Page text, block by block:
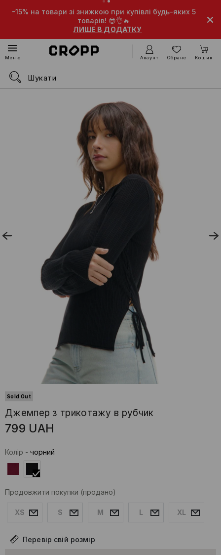
-10% на
товари зі знижкою при купівлі будь-яких 5
товарів! 😎👌🔥
ЛИШЕ В ДОДАТКУ
Меню Акаунт Обране Кошик
Sold Out
Джемпер з трикотажу в рубчик
799 UAH
Колір - чорний
Продовжити покупки (продано)
XS S M L XL
Перевір свій розмір